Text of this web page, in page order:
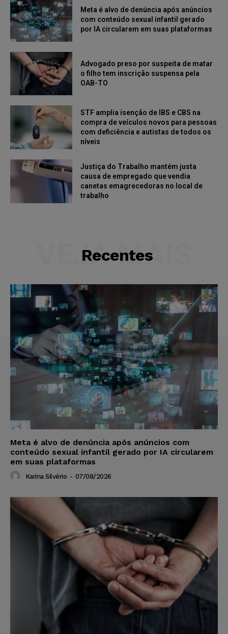
Meta é alvo de denúncia após anúncios
com conteúdo sexual infantil gerado
por IA circularem em suas plataformas
Advogado preso por suspeita de matar
o filho tem inscrição suspensa pela
OAB-TO
STF amplia isenção de IBS e CBS na
compra de veículos novos para pessoas
com deficiência e autistas de todos os
níveis
Justiça do Trabalho mantém justa
causa de empregado que vendia
canetas emagrecedoras no local de
trabalho
Recentes
VEJA MAIS
Meta é alvo de denúncia após anúncios com
conteúdo sexual infantil gerado por IA circularem
em suas plataformas
Karina Silvério - 07/08/2026